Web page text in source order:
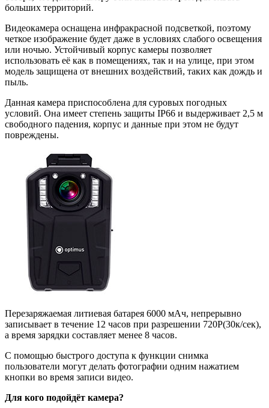
больших территорий.
Видеокамера оснащена инфракрасной подсветкой, поэтому
четкое изображение будет даже в условиях слабого освещения
или ночью. Устойчивый корпус камеры позволяет
использовать её как в помещениях, так и на улице, при этом
модель защищена от внешних воздействий, таких как дождь и
пыль.
Данная камера приспособлена для суровых погодных
условий. Она имеет степень защиты IP66 и выдерживает 2,5 м
свободного падения, корпус и данные при этом не будут
повреждены.
Перезаряжаемая литиевая батарея 6000 мАч, непрерывно
записывает в течение 12 часов при разрешении 720P(30к/сек),
а время зарядки составляет менее 8 часов.
С помощью быстрого доступа к функции снимка
пользователи могут делать фотографии одним нажатием
кнопки во время записи видео.
Для кого подойдёт камера?